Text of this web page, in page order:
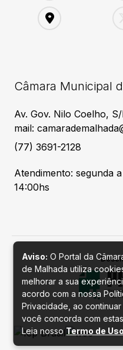
Câmara Municipal
Av. Gov. Nilo Coelho,
mail:
(77) 3691-2128
Atendimento: segunda
14:00hs
Aviso: O Portal da
de Malhada utiliza
melhorar a sua
acordo com a nossa
Privacidade, ao continuar
você concorda com
Leia nossoTermo de Uso